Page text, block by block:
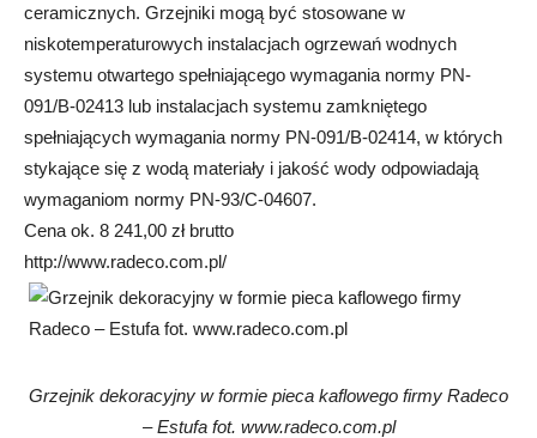
ceramicznych. Grzejniki mogą być stosowane w
niskotemperaturowych instalacjach ogrzewań wodnych
systemu otwartego spełniającego wymagania normy PN-
091/B-02413 lub instalacjach systemu zamkniętego
spełniających wymagania normy PN-091/B-02414, w których
stykające się z wodą materiały i jakość wody odpowiadają
wymaganiom normy PN-93/C-04607.
Cena ok. 8 241,00 zł brutto
http://www.radeco.com.pl/
Grzejnik dekoracyjny w formie pieca kaflowego firmy Radeco
– Estufa fot. www.radeco.com.pl